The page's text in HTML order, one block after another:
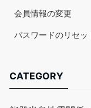
会員情報の変更
パスワードのリセッ
CATEGORY